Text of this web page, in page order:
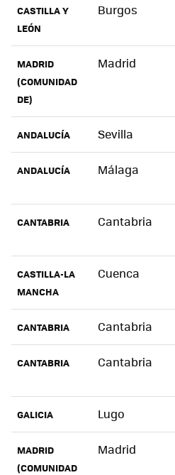
CASTILLA Y
LEÓN
Burgos
MADRID
(COMUNIDAD
DE)
Madrid
ANDALUCÍA Sevilla
ANDALUCÍA Málaga
CANTABRIA Cantabria
CASTILLA-LA
MANCHA
Cuenca
CANTABRIA Cantabria
CANTABRIA Cantabria
GALICIA Lugo
MADRID
(COMUNIDAD
Madrid